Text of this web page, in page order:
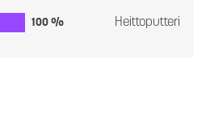
100 % Heittoputteri